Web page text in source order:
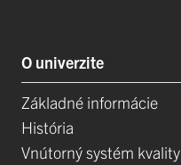
O univerzite
Základné informácie
História
Vnútorný systém kvality